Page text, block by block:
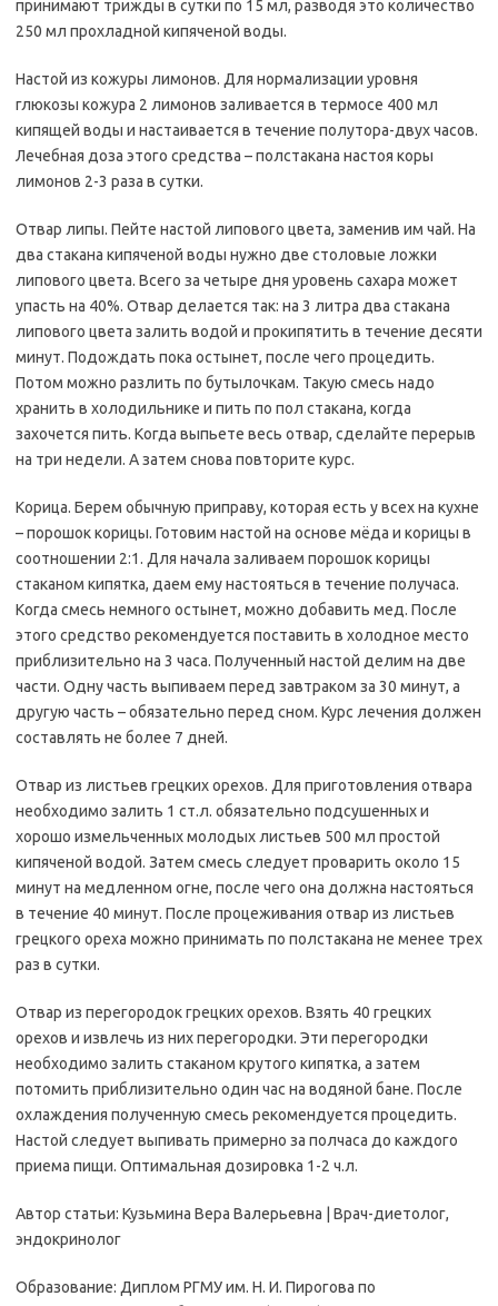
принимают трижды в сутки по 15 мл, разводя это количество
250 мл прохладной кипяченой воды.
Настой из кожуры лимонов. Для нормализации уровня
глюкозы кожура 2 лимонов заливается в термосе 400 мл
кипящей воды и настаивается в течение полутора-двух часов.
Лечебная доза этого средства – полстакана настоя коры
лимонов 2-3 раза в сутки.
Отвар липы. Пейте настой липового цвета, заменив им чай. На
два стакана кипяченой воды нужно две столовые ложки
липового цвета. Всего за четыре дня уровень сахара может
упасть на 40%. Отвар делается так: на 3 литра два стакана
липового цвета залить водой и прокипятить в течение десяти
минут. Подождать пока остынет, после чего процедить.
Потом можно разлить по бутылочкам. Такую смесь надо
хранить в холодильнике и пить по пол стакана, когда
захочется пить. Когда выпьете весь отвар, сделайте перерыв
на три недели. А затем снова повторите курс.
Корица. Берем обычную приправу, которая есть у всех на кухне
– порошок корицы. Готовим настой на основе мёда и корицы в
соотношении 2:1. Для начала заливаем порошок корицы
стаканом кипятка, даем ему настояться в течение получаса.
Когда смесь немного остынет, можно добавить мед. После
этого средство рекомендуется поставить в холодное место
приблизительно на 3 часа. Полученный настой делим на две
части. Одну часть выпиваем перед завтраком за 30 минут, а
другую часть – обязательно перед сном. Курс лечения должен
составлять не более 7 дней.
Отвар из листьев грецких орехов. Для приготовления отвара
необходимо залить 1 ст.л. обязательно подсушенных и
хорошо измельченных молодых листьев 500 мл простой
кипяченой водой. Затем смесь следует проварить около 15
минут на медленном огне, после чего она должна настояться
в течение 40 минут. После процеживания отвар из листьев
грецкого ореха можно принимать по полстакана не менее трех
раз в сутки.
Отвар из перегородок грецких орехов. Взять 40 грецких
орехов и извлечь из них перегородки. Эти перегородки
необходимо залить стаканом крутого кипятка, а затем
потомить приблизительно один час на водяной бане. После
охлаждения полученную смесь рекомендуется процедить.
Настой следует выпивать примерно за полчаса до каждого
приема пищи. Оптимальная дозировка 1-2 ч.л.
Автор статьи: Кузьмина Вера Валерьевна | Врач-диетолог,
эндокринолог
Образование: Диплом РГМУ им. Н. И. Пирогова по